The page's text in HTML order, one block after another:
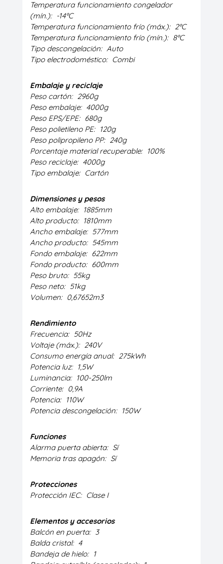
Temperatura funcionamiento congelador
(mín.): -14ºC
Temperatura funcionamiento frío (máx.): 2ºC
Temperatura funcionamiento frío (mín.): 8ºC
Tipo descongelación: Auto
Tipo electrodoméstico: Combi
Embalaje y reciclaje
Peso cartón: 2960g
Peso embalaje: 4000g
Peso EPS/EPE: 680g
Peso polietileno PE: 120g
Peso polipropileno PP: 240g
Porcentaje material recuperable: 100%
Peso reciclaje: 4000g
Tipo embalaje: Cartón
Dimensiones y pesos
Alto embalaje: 1885mm
Alto producto: 1810mm
Ancho embalaje: 577mm
Ancho producto: 545mm
Fondo embalaje: 622mm
Fondo producto: 600mm
Peso bruto: 55kg
Peso neto: 51kg
Volumen: 0,67652m3
Rendimiento
Frecuencia: 50Hz
Voltaje (máx.): 240V
Consumo energía anual: 275kWh
Potencia luz: 1,5W
Luminancia: 100-250lm
Corriente: 0,9A
Potencia: 110W
Potencia descongelación: 150W
Funciones
Alarma puerta abierta: Sí
Memoria tras apagón: Sí
Protecciones
Protección IEC: Clase I
Elementos y accesorios
Balcón en puerta: 3
Balda cristal: 4
Bandeja de hielo: 1